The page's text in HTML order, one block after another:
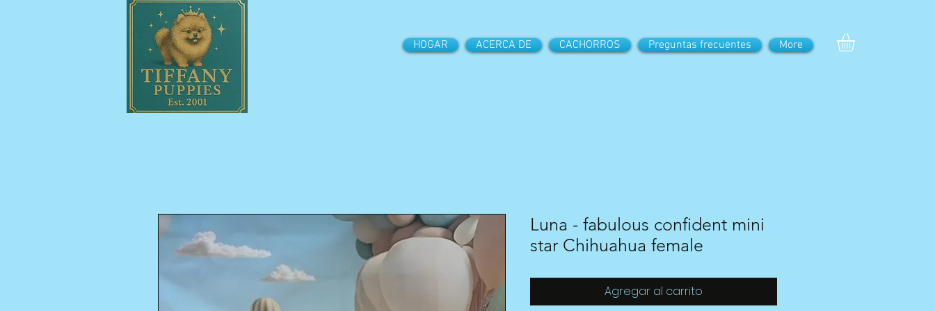
HOGAR ACERCA DE CACHORROS Preguntas frecuentes More
Luna - fabulous confident mini
star Chihuahua female
Agregar al carrito